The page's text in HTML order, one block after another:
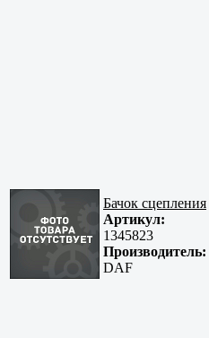
Бачок сцепления
Артикул:
1345823
Производитель:
DAF